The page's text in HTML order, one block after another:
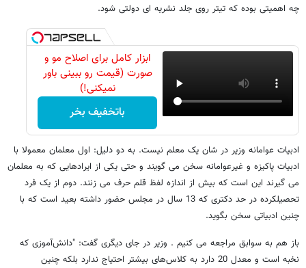
چه اهمیتی بوده که تیتر روی جلد نشریه ای دولتی شود.
ابزار کامل برای اصلاح مو و
صورت (قیمت رو ببینی باور
نمیکنی!)
باتخفیف بخر
ادبیات عوامانه وزیر در شان یک معلم نیست. به دو دلیل: اول معلمان معمولا با
ادبیات پاکیزه و غیرعوامانه سخن می گویند و حتی یکی از ایرادهایی که به معلمان
می گیرند این است که بیش از اندازه لفظ قلم حرف می زنند. دوم از یک فرد
تحصیلکرده در حد دکتری که 13 سال در مجلس حضور داشته بعید است که با
چنین ادبیاتی سخن بگوید.
باز هم به سوابق مراجعه می کنیم . وزیر در جای دیگری گفت: "دانش‌آموزی که
نخبه است و معدل 20 دارد به کلاس‌های بیشتر احتیاج ندارد بلکه چنین